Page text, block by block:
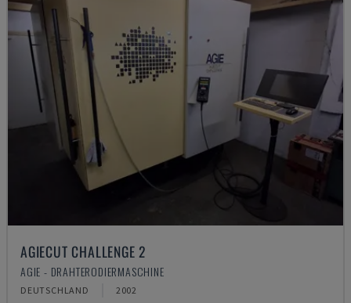
AGIECUT CHALLENGE 2
AGIE - DRAHTERODIERMASCHINE
DEUTSCHLAND 2002